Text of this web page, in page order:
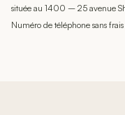
située au 1400 – 25 avenue
Numéro de téléphone sans